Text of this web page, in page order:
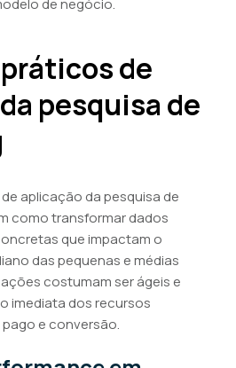
de negócio.
de
pesquisa de
aplicação da pesquisa de
como transformar dados
que impactam o
das pequenas e médias
costumam ser ágeis e
imediata dos recursos
e conversão.